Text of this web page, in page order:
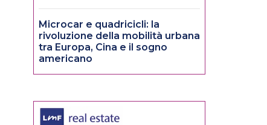
Microcar e quadricicli: la
rivoluzione della mobilità urbana
tra Europa, Cina e il sogno
americano